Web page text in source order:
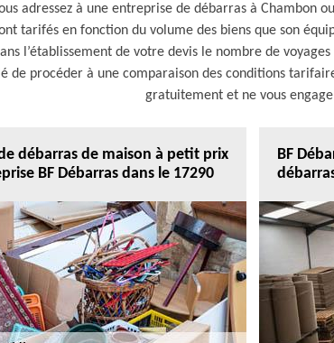
adressez à une entreprise de débarras à Chambon
tarifés en fonction du volume des biens que son
l’établissement de votre devis le nombre de
de procéder à une comparaison des conditions
gratuitement et ne vous engage
débarras de maison à petit prix
BF Débarras dans le 17290
BF